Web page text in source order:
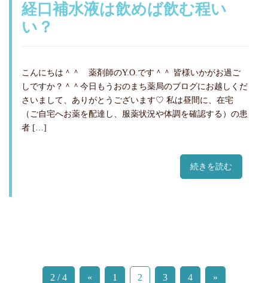
経口補水液は飲めば飲む程い
い？
こんにちは＾＾ 薬剤師のY.O.です＾＾ 皆様いかがお過ご
しですか？＾＾今日もうおのまち薬局のブログにお越しくだ
さいまして、ありがとうございます♡ 私は昼間に、在宅
（ご自宅へお薬を配達し、服薬状況や体調を確認する）の患
者 […]
続きを読む
2 / 4 « 1 2 3 4 »